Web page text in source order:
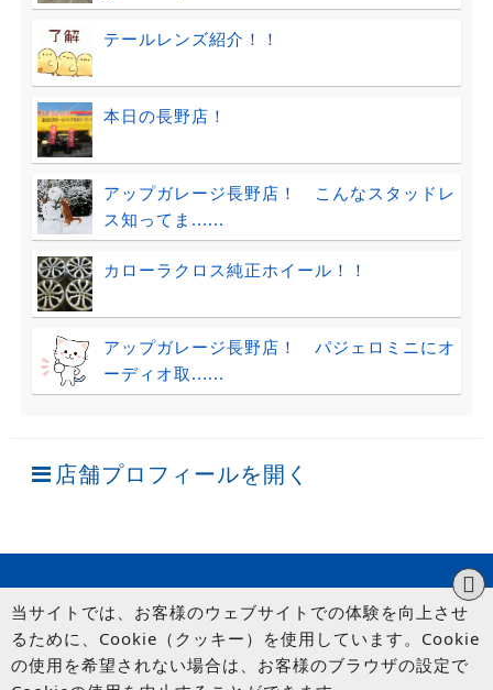
テールレンズ紹介！！
本日の長野店！
アップガレージ長野店！ こんなスタッドレ
ス知ってま......
カローラクロス純正ホイール！！
アップガレージ長野店！ パジェロミニにオ
ーディオ取......
店舗プロフィールを開く
当サイトでは、お客様のウェブサイトでの体験を向上させ
るために、Cookie（クッキー）を使用しています。Cookie
の使用を希望されない場合は、お客様のブラウザの設定で